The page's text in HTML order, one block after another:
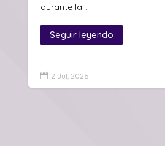
durante la...
Seguir leyendo
 2 Jul, 2026